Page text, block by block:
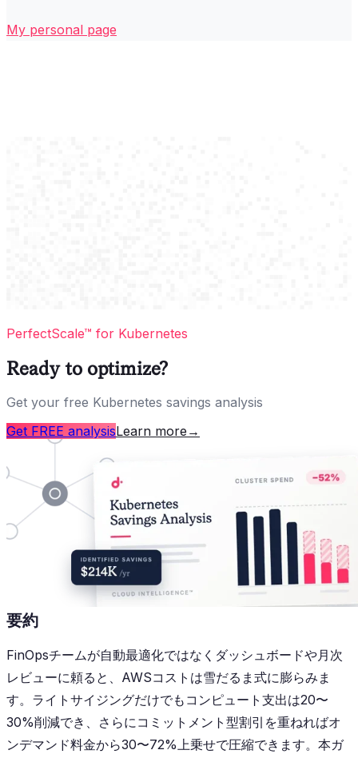
My personal page
PerfectScale™ for Kubernetes
Ready to optimize?
Get your free Kubernetes savings analysis
Get FREE analysisLearn more →
要約
FinOpsチームが自動最適化ではなくダッシュボードや月次
レビューに頼ると、AWSコストは雪だるま式に膨らみま
す。ライトサイジングだけでもコンピュート支出は20〜
30%削減でき、さらにコミットメント型割引を重ねればオ
ンデマンド料金から30〜72%上乗せで圧縮できます。本ガ